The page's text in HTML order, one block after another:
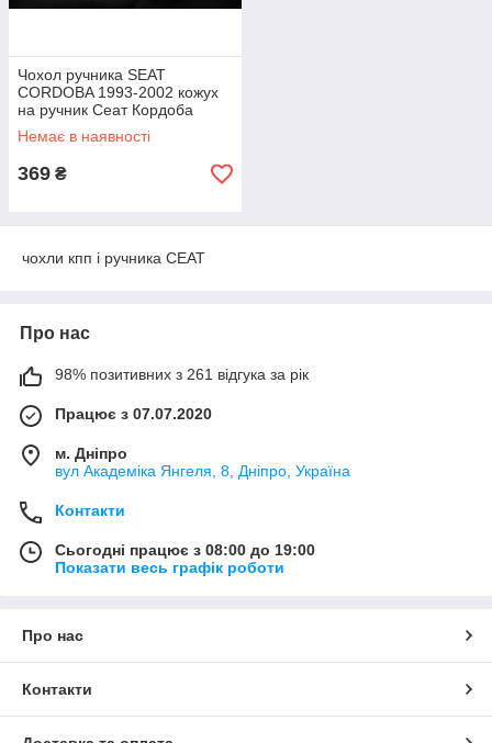
Чохол ручника SEAT
CORDOBA 1993-2002 кожух
на ручник Сеат Кордоба
Немає в наявності
369 ₴
чохли кпп і ручника СЕАТ
Про нас
98% позитивних з 261 відгука за рік
Працює з 07.07.2020
м. Дніпро
вул Академіка Янгеля, 8, Дніпро, Україна
Контакти
Сьогодні працює з 08:00 до 19:00
Показати весь графік роботи
Про нас
Контакти